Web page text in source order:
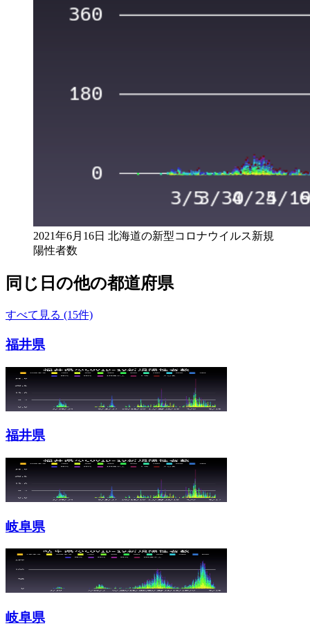
2021年6月16日 北海道の新型コロナウイルス新規
陽性者数
同じ日の他の都道府県
すべて見る (15件)
福井県
福井県
岐阜県
岐阜県